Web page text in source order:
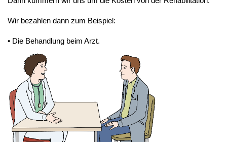
Wir bezahlen dann zum Beispiel:
• Die Behandlung beim Arzt.